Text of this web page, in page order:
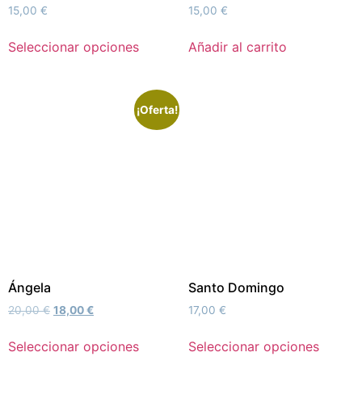
15,00 €
Seleccionar opciones
15,00 €
Añadir al carrito
¡Oferta!
Ángela
20,00€ 18,00€
Seleccionar opciones
Santo Domingo
17,00 €
Seleccionar opciones